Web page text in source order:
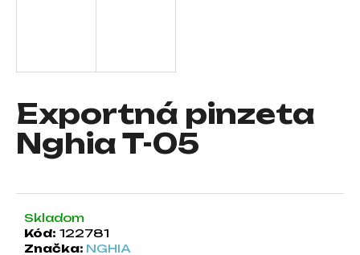
Exportná pinzeta
Nghia T-05
Skladom
Kód: 122781
Značka: NGHIA
?